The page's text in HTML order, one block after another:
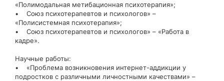
«Полимодальная метибационная психотерапия»;
• Союз психотерапевтов и психологов» –
«Полисистемная психотерапия»;
• Союз психотерапевтов и психологов» – «Работа в
кадре».
Научные работы:
• «Проблема возникновения интернет-аддикции у
подростков с различными личностными качествами» –